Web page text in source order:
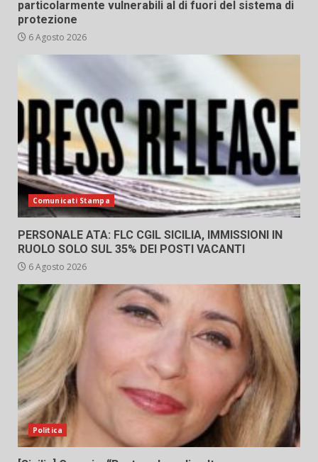
particolarmente vulnerabili al di fuori del sistema di
protezione
6 Agosto 2026
Comunicati Stampa
PERSONALE ATA: FLC CGIL SICILIA, IMMISSIONI IN
RUOLO SOLO SUL 35% DEI POSTI VACANTI
6 Agosto 2026
Politica